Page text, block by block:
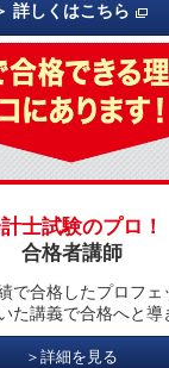
詳しくはこちら
士試験のプロ！
合格者講師
で合格したプロフェ
た講義で合格へと導
＞詳細を見る